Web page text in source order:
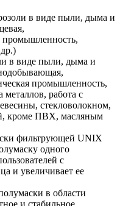
в виде пыли, дыма и
промышленность,
в виде пыли, дыма и
промышленность,
металлов, работа с
стекловолокном,
кроме ПВХ, масляным
фильтрующей UNIX
одного
с
и увеличивает ее
в области
и стабильное